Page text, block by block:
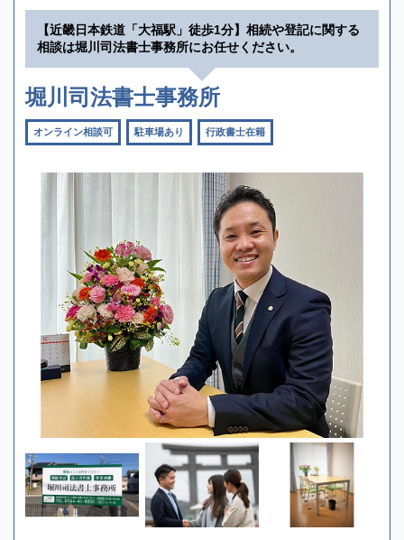
【近畿日本鉄道「大福駅」徒歩1分】相続や登記に関する
相談は堀川司法書士事務所にお任せください。
堀川司法書士事務所
オンライン相談可 駐車場あり 行政書士在籍